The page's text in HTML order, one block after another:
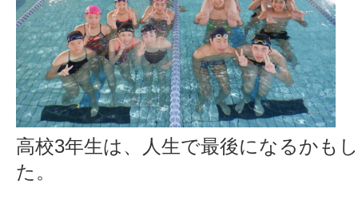
高校3年生は、人生で最後になるかも
た。